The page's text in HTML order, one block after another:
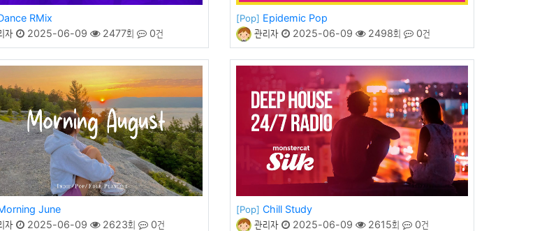
RMix
자
2025-06-09 2477회 0건
[Pop] Epidemic Pop
관리자
2025-06-09 2498회 0건
June
자
2025-06-09 2623회 0건
[Pop] Chill Study
관리자
2025-06-09 2615회 0건